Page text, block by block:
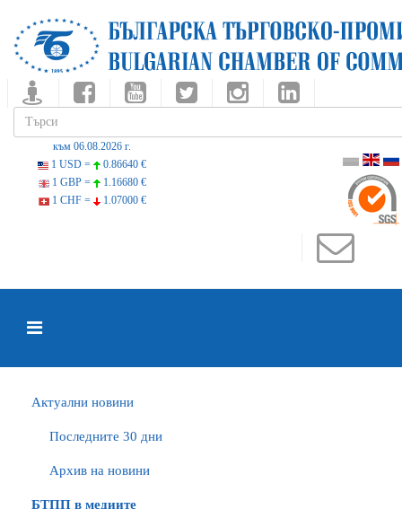
към 06.08.2026 г.
1 USD =
0.86640 €
1 GBP =
1.16680 €
1 CHF =
1.07000 €
Актуални новини
Последните 30 дни
Архив на новини
БTПП в медиите